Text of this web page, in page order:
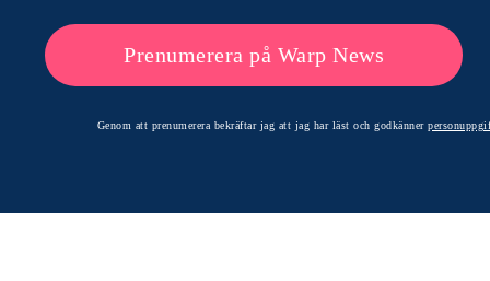
Prenumerera på Warp News
Genom att prenumerera bekräftar jag att jag har läst och godkänner